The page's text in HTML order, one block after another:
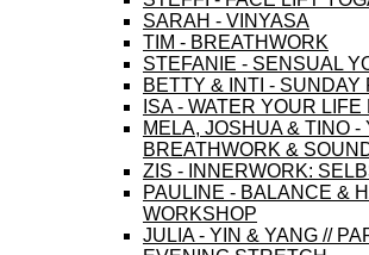
SARAH - VINYASA
TIM - BREATHWORK
STEFANIE - SENSUAL
BETTY & INTI - SUNDAY
ISA - WATER YOUR LIFE
MELA, JOSHUA & TINO -
BREATHWORK &
ZIS - INNERWORK:
PAULINE - BALANCE &
WORKSHOP
JULIA - YIN & YANG //